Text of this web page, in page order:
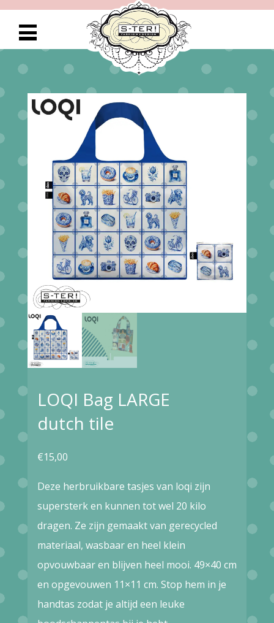
LOQI Bag LARGE
dutch tile
€15,00
Deze herbruikbare tasjes van loqi zijn
supersterk en kunnen tot wel 20 kilo
dragen. Ze zijn gemaakt van gerecycled
materiaal, wasbaar en heel klein
opvouwbaar en blijven heel mooi. 49×40 cm
en opgevouwen 11×11 cm. Stop hem in je
handtas zodat je altijd een leuke